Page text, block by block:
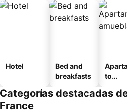
Hotel
Bed and
breakfasts
to
o
Categorías destacadas
France